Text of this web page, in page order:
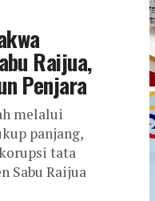
Raijua,
Penjara
melalui
panjang,
tata
Sabu Raijua